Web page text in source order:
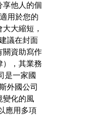
享他人的個
用於您的
大縮短，
議在封面
關資助寫作
），其業務
是一家國
外國公司
變化的風
應用多項